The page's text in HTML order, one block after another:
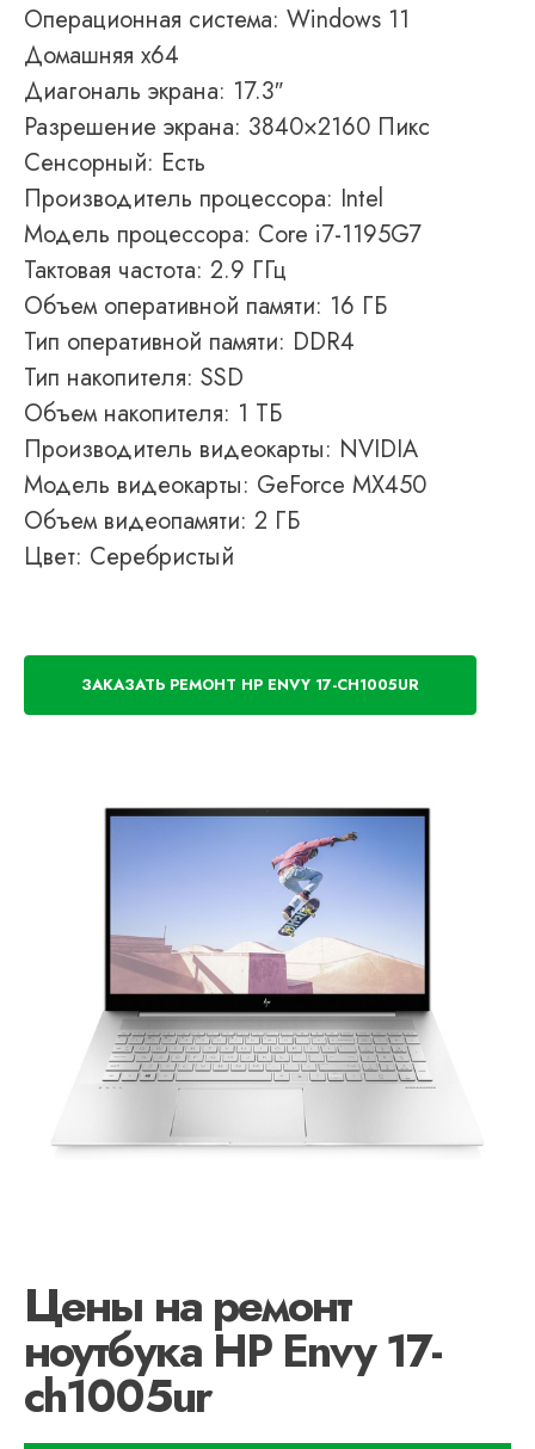
Операционная система: Windows 11
Домашняя x64
Диагональ экрана: 17.3″
Разрешение экрана: 3840×2160 Пикс
Сенсорный: Есть
Производитель процессора: Intel
Модель процессора: Core i7-1195G7
Тактовая частота: 2.9 ГГц
Объем оперативной памяти: 16 ГБ
Тип оперативной памяти: DDR4
Тип накопителя: SSD
Объем накопителя: 1 ТБ
Производитель видеокарты: NVIDIA
Модель видеокарты: GeForce MX450
Объем видеопамяти: 2 ГБ
Цвет: Серебристый
ЗАКАЗАТЬ РЕМОНТ HP ENVY 17-CH1005UR
Цены на ремонт
ноутбука HP Envy 17-
ch1005ur